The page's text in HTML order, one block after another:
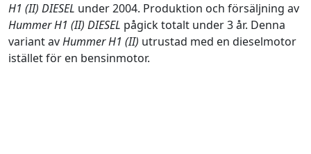
H1 (II) DIESEL under 2004. Produktion och försäljning av
Hummer H1 (II) DIESEL pågick totalt under 3 år. Denna
variant avHummer H1 (II) utrustad med en dieselmotor
istället för en bensinmotor.